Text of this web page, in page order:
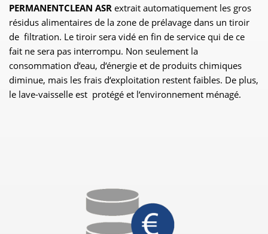
PERMANENTCLEAN ASR extrait automatiquement les gros
résidus alimentaires de la zone de prélavage dans un tiroir
de filtration. Le tiroir sera vidé en fin de service qui de ce
fait ne sera pas interrompu. Non seulement la
consommation d‘eau, d‘énergie et de produits chimiques
diminue, mais les frais d‘exploitation restent faibles. De plus,
le lave-vaisselle est protégé et l‘environnement ménagé.